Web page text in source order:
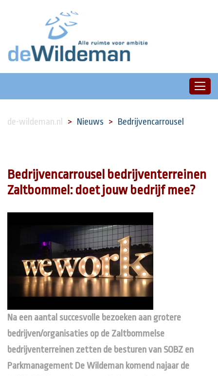
de-wildeman.nl Nieuws Bedrijvencarrousel
Bedrijvencarrousel bedrijventerreinen
Zaltbommel: doet jouw bedrijf mee?
Na een aantal succesvolle bezoeken aan grotere
bedrijven/organisaties op de Zaltbommelse
bedrijventerreinen zetten de besturen van SOBZ en
Parkmanagement De Wildeman komend najaar de